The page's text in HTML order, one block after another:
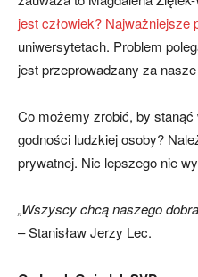
jest człowiek? Najważniejsze
uniwersytetach. Problem
jest przeprowadzany za
Co możemy zrobić, by
godności ludzkiej osoby?
prywatnej. Nic lepszego nie
„Wszyscy chcą naszego
– Stanisław Jerzy Lec.